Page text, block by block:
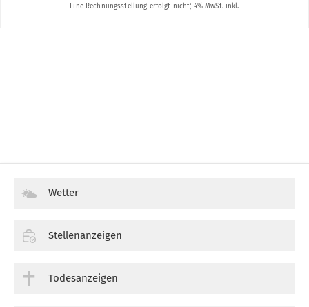
Wetter
Stellenanzeigen
Todesanzeigen